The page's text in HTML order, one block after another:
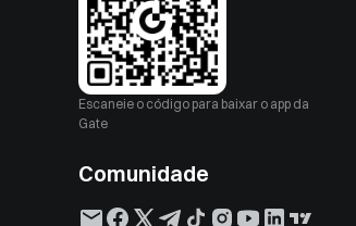
Escaneie o código para baixar o app da
Gate
Comunidade